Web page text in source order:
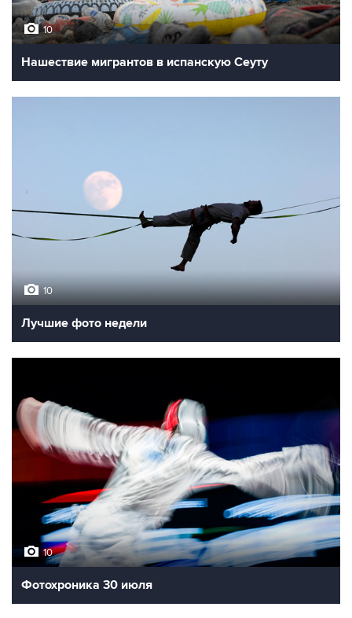
Фотохроника 31 июля